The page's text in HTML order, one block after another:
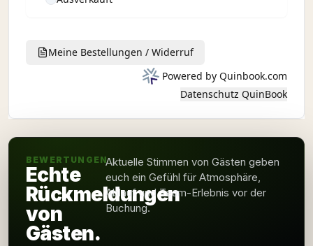
BEWERTUNGEN
Echte
Rückmeldungen
von
Gästen.
Aktuelle Stimmen von Gästen geben
euch ein Gefühl für Atmosphäre,
Ablauf und Team-Erlebnis vor der
Buchung.